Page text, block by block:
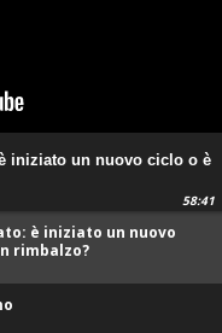
iniziato un nuovo ciclo o è
58:41
è iniziato un nuovo
rimbalzo?